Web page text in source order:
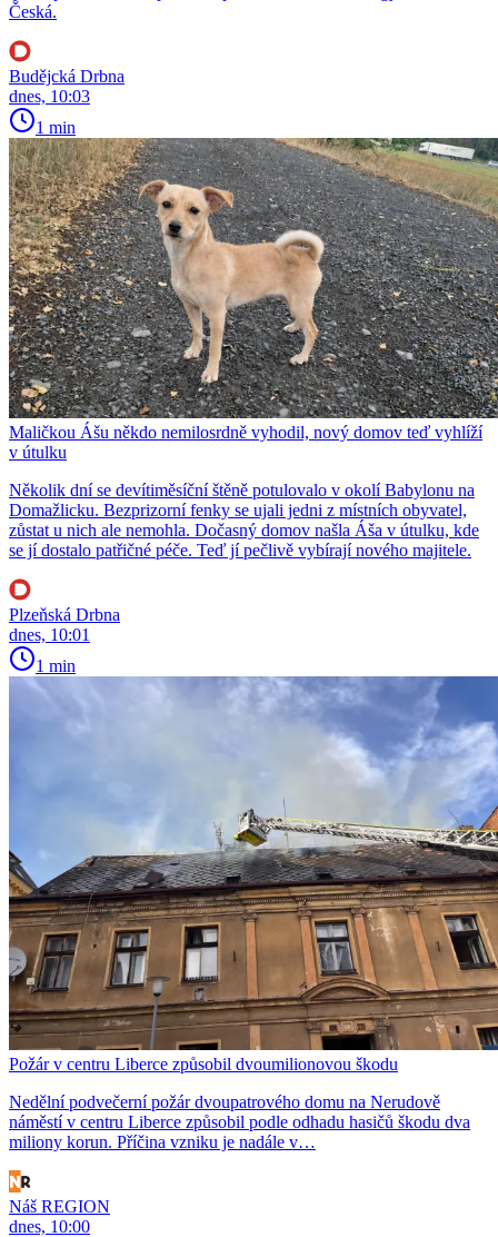
Česká.
Budějcká Drbna
dnes, 10:03
1 min
Maličkou Ášu někdo nemilosrdně vyhodil, nový domov teď vyhlíží
v útulku
Několik dní se devítiměsíční štěně potulovalo v okolí Babylonu na
Domažlicku. Bezprizorní fenky se ujali jedni z místních obyvatel,
zůstat u nich ale nemohla. Dočasný domov našla Áša v útulku, kde
se jí dostalo patřičné péče. Teď jí pečlivě vybírají nového majitele.
Plzeňská Drbna
dnes, 10:01
1 min
Požár v centru Liberce způsobil dvoumilionovou škodu
Nedělní podvečerní požár dvoupatrového domu na Nerudově
náměstí v centru Liberce způsobil podle odhadu hasičů škodu dva
miliony korun. Příčina vzniku je nadále v…
Náš REGION
dnes, 10:00